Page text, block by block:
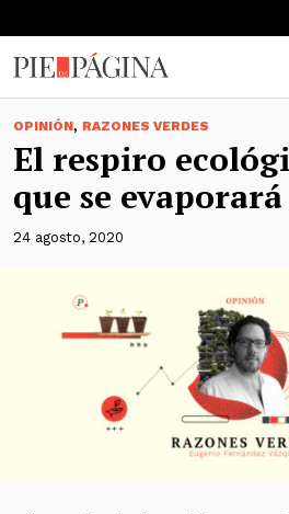
OPINIÓN, RAZONES VERDES
El respiro
que se evaporará
24 agosto, 2020